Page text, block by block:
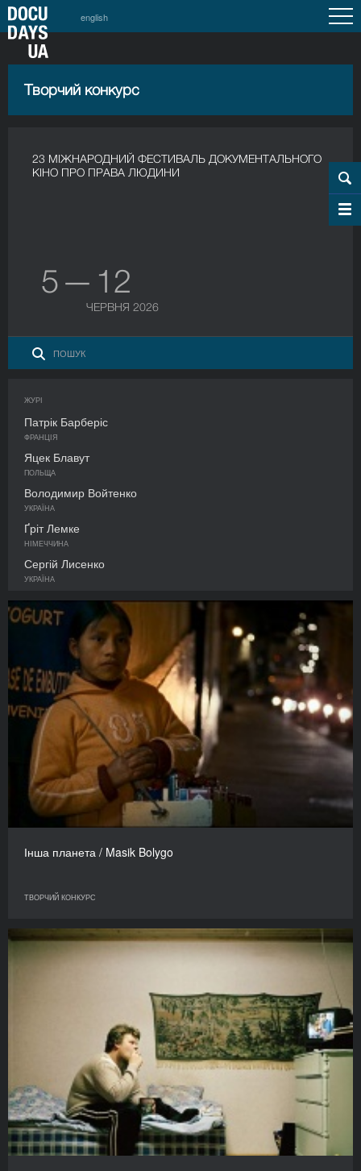
english
Творчий конкурс
23 МІЖНАРОДНИЙ ФЕСТИВАЛЬ ДОКУМЕНТАЛЬНОГО
КІНО ПРО ПРАВА ЛЮДИНИ
5 — 12
ЧЕРВНЯ 2026
ЖУРІ
Патрік Барберіс
ФРАНЦІЯ
Яцек Блавут
ПОЛЬЩА
Володимир Войтенко
УКРАЇНА
Ґріт Лемке
НІМЕЧЧИНА
Сергій Лисенко
УКРАЇНА
Інша планета / Masik Bolygo
ТВОРЧИЙ КОНКУРС